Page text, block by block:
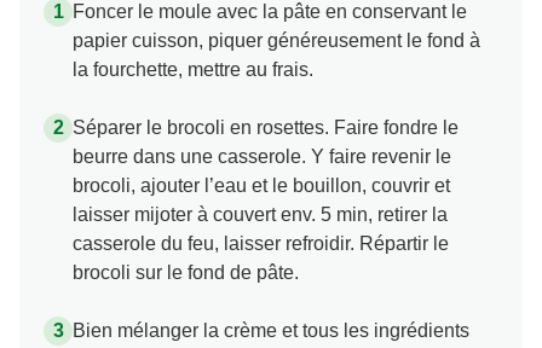
Foncer le moule avec la pâte en conservant le
papier cuisson, piquer généreusement le fond à
la fourchette, mettre au frais.
Séparer le brocoli en rosettes. Faire fondre le
beurre dans une casserole. Y faire revenir le
brocoli, ajouter l’eau et le bouillon, couvrir et
laisser mijoter à couvert env. 5 min, retirer la
casserole du feu, laisser refroidir. Répartir le
brocoli sur le fond de pâte.
Bien mélanger la crème et tous les ingrédients